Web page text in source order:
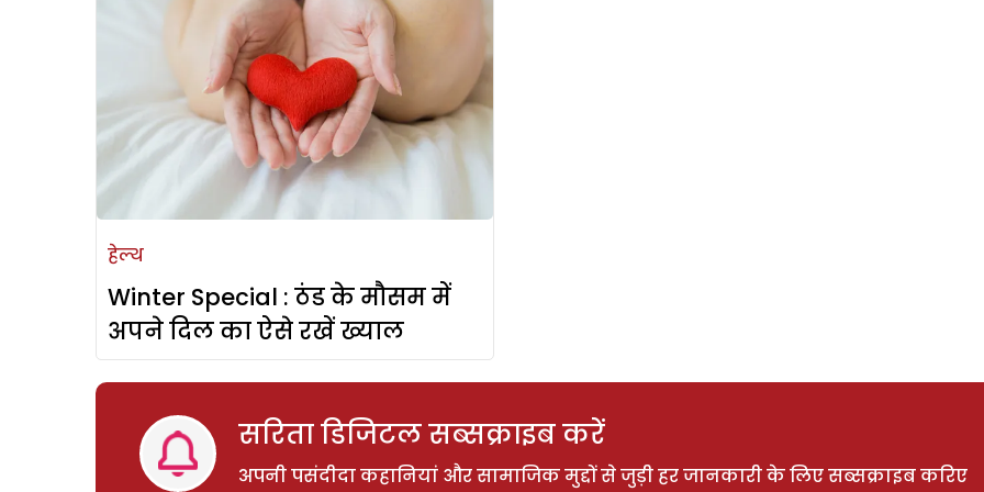
हेल्थ
Winter Special : ठंड के मौसम में
अपने दिल का ऐसे रखें ख्याल
सरिता डिजिटल सब्सक्राइब करें
अपनी पसंदीदा कहानियां और सामाजिक मुद्दों से जुड़ी हर जानकारी के लिए सब्सक्राइब करिए